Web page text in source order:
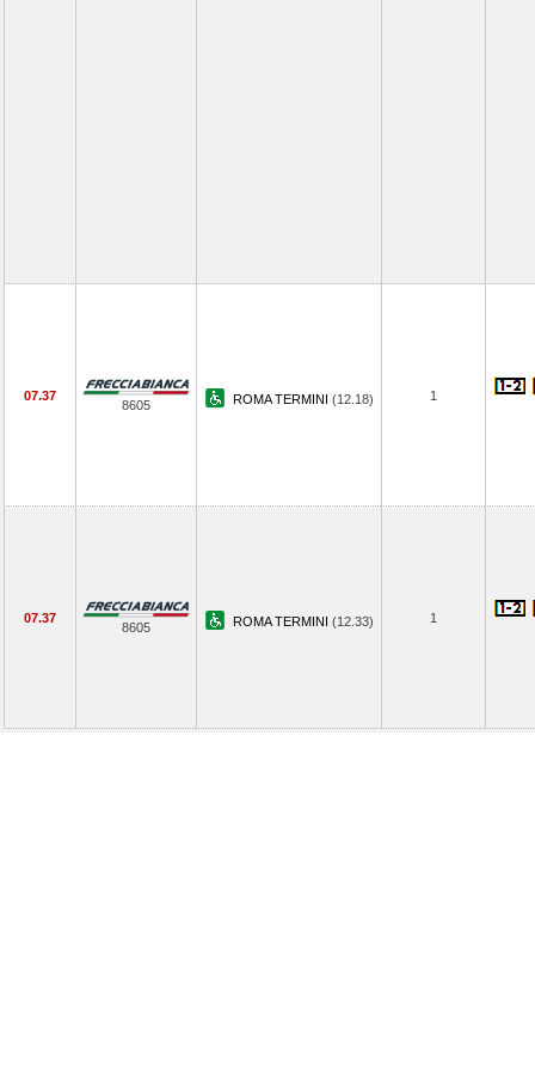
07.37
8605 ROMA TERMINI (12.18) 1
07.37
8605 ROMA TERMINI (12.33) 1